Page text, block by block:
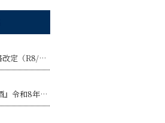
【重要】一部商品価格改定（R8/9）のお知らせ
『こだわりの ライチ酒』令和8年9月17日(木)発売予定!!